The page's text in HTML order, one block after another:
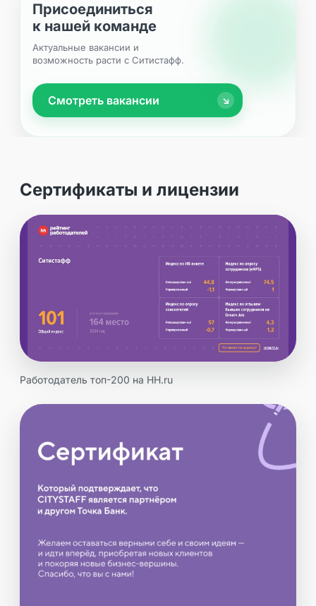
Присоединиться
к нашей команде
Актуальные вакансии и
возможность расти с Ситистафф.
Смотреть вакансии ↘
Сертификаты и лицензии
Работодатель топ-200 на HH.ru